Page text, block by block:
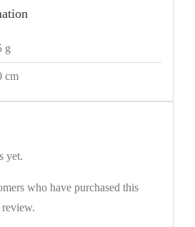
g
cm
yet.
who have purchased this